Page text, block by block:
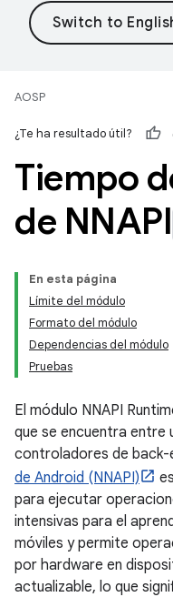
AOSP
¿Te ha resultado útil?
Tiempo
de NNAPI
En esta página
Límite del módulo
Formato del módulo
Dependencias del módulo
Pruebas
El módulo NNAPI
que se encuentra entre
controladores de back-
de Android (NNAPI)
para ejecutar
intensivas para el
móviles y permite
por hardware en
actualizable, lo que